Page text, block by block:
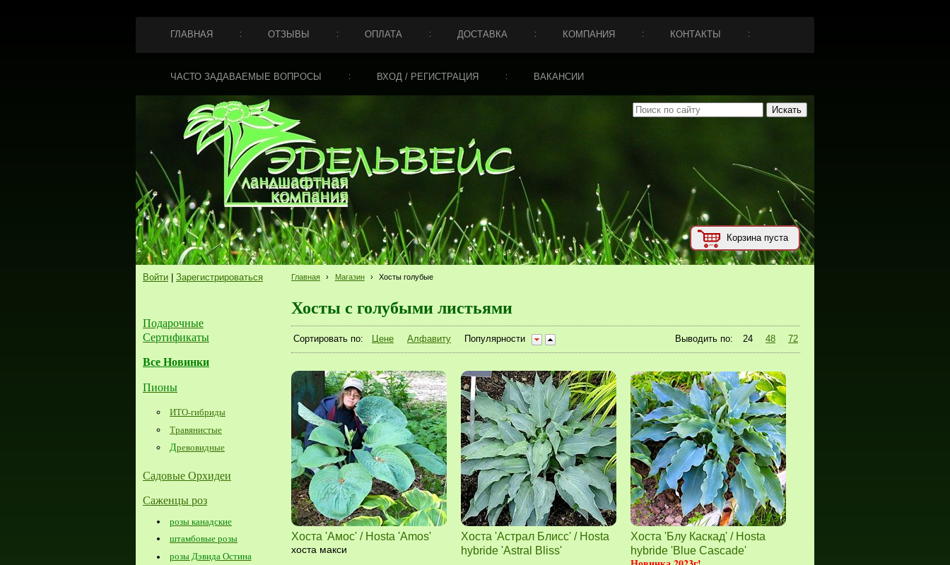
ГЛАВНАЯ ОТЗЫВЫ ОПЛАТА ДОСТАВКА КОМПАНИЯ КОНТАКТЫ
ЧАСТО ЗАДАВАЕМЫЕ ВОПРОСЫ ВХОД / РЕГИСТРАЦИЯ ВАКАНСИИ
Корзина пуста
Войти Зарегистрироваться
Подарочные
Сертификаты
Все Новинки
Пионы
ИТО-гибриды
Травянистые
Древовидные
Садовые Орхидеи
Саженцы роз
розы канадские
штамбовые розы
розы Дэвида Остина
Главная › Магазин › Хосты голубые
Хосты с голубыми листьями
Выводить по: 24 48 72
Сортировать по: Цене Алфавиту Популярности
Хоста 'Амос' / Hosta 'Amos'
хоста макси
Хоста 'Астрал Блисс' / Hosta
hybride 'Astral Bliss'
Хоста 'Блу Каскад' / Hosta
hybride 'Blue Cascade'